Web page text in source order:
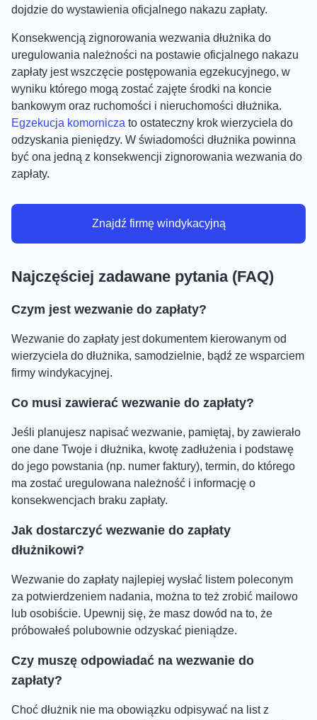
dojdzie do wystawienia oficjalnego nakazu zapłaty.
Konsekwencją zignorowania wezwania dłużnika do
uregulowania należności na postawie oficjalnego nakazu
zapłaty jest wszczęcie postępowania egzekucyjnego, w
wyniku którego mogą zostać zajęte środki na koncie
bankowym oraz ruchomości i nieruchomości dłużnika.
Egzekucja komornicza to ostateczny krok wierzyciela do
odzyskania pieniędzy. W świadomości dłużnika powinna
być ona jedną z konsekwencji zignorowania wezwania do
zapłaty.
Znajdź firmę windykacyjną
Najczęściej zadawane pytania (FAQ)
Czym jest wezwanie do zapłaty?
Wezwanie do zapłaty jest dokumentem kierowanym od
wierzyciela do dłużnika, samodzielnie, bądź ze wsparciem
firmy windykacyjnej.
Co musi zawierać wezwanie do zapłaty?
Jeśli planujesz napisać wezwanie, pamiętaj, by zawierało
one dane Twoje i dłużnika, kwotę zadłużenia i podstawę
do jego powstania (np. numer faktury), termin, do którego
ma zostać uregulowana należność i informację o
konsekwencjach braku zapłaty.
Jak dostarczyć wezwanie do zapłaty
dłużnikowi?
Wezwanie do zapłaty najlepiej wysłać listem poleconym
za potwierdzeniem nadania, można to też zrobić mailowo
lub osobiście. Upewnij się, że masz dowód na to, że
próbowałeś polubownie odzyskać pieniądze.
Czy muszę odpowiadać na wezwanie do
zapłaty?
Choć dłużnik nie ma obowiązku odpisywać na list z